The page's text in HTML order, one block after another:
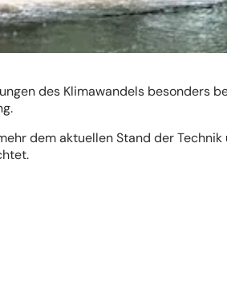
des Klimawandels besonders
dem aktuellen Stand der